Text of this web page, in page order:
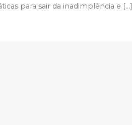
para sair da inadimplência e [...]